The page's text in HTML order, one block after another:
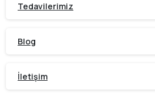
Tedavilerimiz
Blog
İletişim